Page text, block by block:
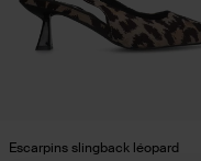
Escarpins slingback léopard